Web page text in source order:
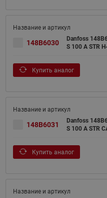
148B6030
Danfoss
S 100 A STR
Купить аналог
148B6031
Danfoss
S 100 A STR
Купить аналог